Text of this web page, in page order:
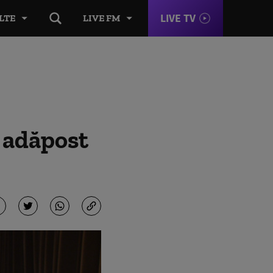
LIVE FM LIVE TV